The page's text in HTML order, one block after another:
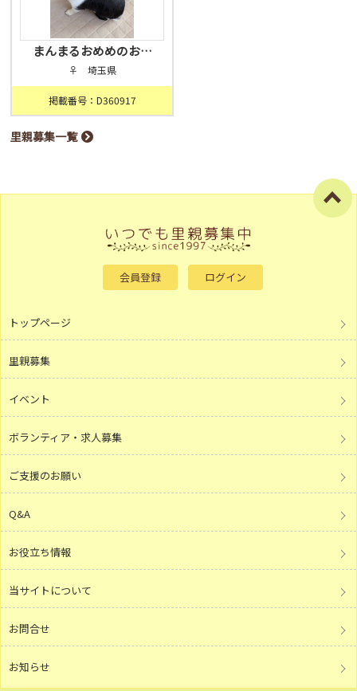
まんまるおめめのお…
♀ 埼玉県
掲載番号：D360917
里親募集一覧
会員登録 ログイン
トップページ
里親募集
イベント
ボランティア・求人募集
ご支援のお願い
Q&A
お役立ち情報
当サイトについて
お問合せ
お知らせ